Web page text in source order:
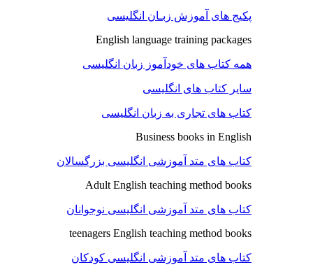
پکیج های آموزش زبـان انگلیسی
English language training packages
همه کتاب های خودآموز زبان انگلیسی
سایر کتاب های انگلیسی
کتاب های تجاری به زبان انگلیسی
Business books in English
کتاب های متد آموزشی انگلیسی بزرگسالان
Adult English teaching method books
کتاب های متد آموزشی انگلیسی نوجوانان
teenagers English teaching method books
کتاب های متد آموزشی انگلیسی کودکان